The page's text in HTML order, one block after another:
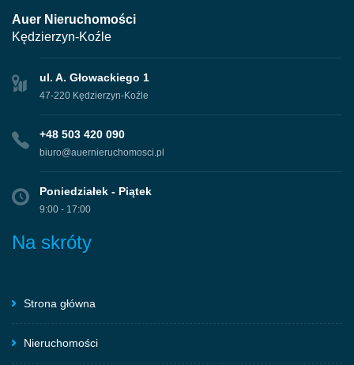
Auer Nieruchomości
Kędzierzyn-Koźle
ul. A. Głowackiego 1
47-220 Kędzierzyn-Koźle
+48 503 420 090
biuro@auernieruchomosci.pl
Poniedziałek - Piątek
9:00 - 17:00
Na skróty
Strona główna
Nieruchomości